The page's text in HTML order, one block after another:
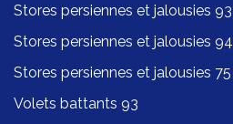
Stores persiennes et jalousies 93
Stores persiennes et jalousies 94
Stores persiennes et jalousies 75
Volets battants 93